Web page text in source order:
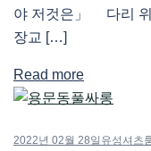
야 저것은」 다리 위
장교 […]
Read more
2022년 02월 28일 유성셔츠